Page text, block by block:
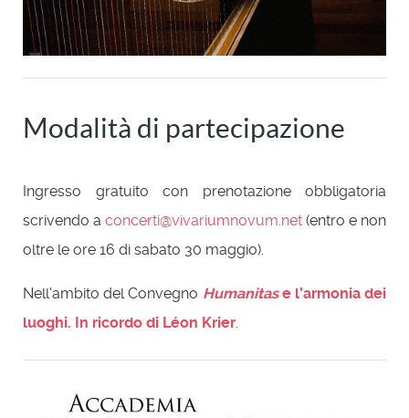
Modalità di partecipazione
Ingresso gratuito con prenotazione obbligatoria
scrivendo a concerti@vivariumnovum.net (entro e non
oltre le ore 16 di sabato 30 maggio).
Nell'ambito del Convegno Humanitas e l’armonia dei
luoghi. In ricordo di Léon Krier.